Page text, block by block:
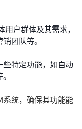
用户群体及其需求，
团队等。
些特定功能，如自动
系统，确保其功能能